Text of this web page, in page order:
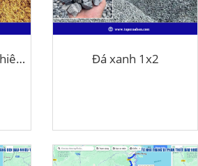
1 khối cát vàng bao nhiêu tiền? Đá xanh 1x2